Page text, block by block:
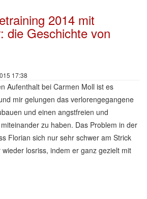
2014 mit
die Geschichte von
17:38
Aufenthalt bei Carmen Moll ist es
mir gelungen das verlorengegangene
und einen angstfreien und
zu haben. Das Problem in der
Florian sich nur sehr schwer am Strick
losriss, indem er ganz gezielt mit